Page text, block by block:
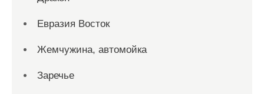
Евразия Восток
Жемчужина, автомойка
Заречье